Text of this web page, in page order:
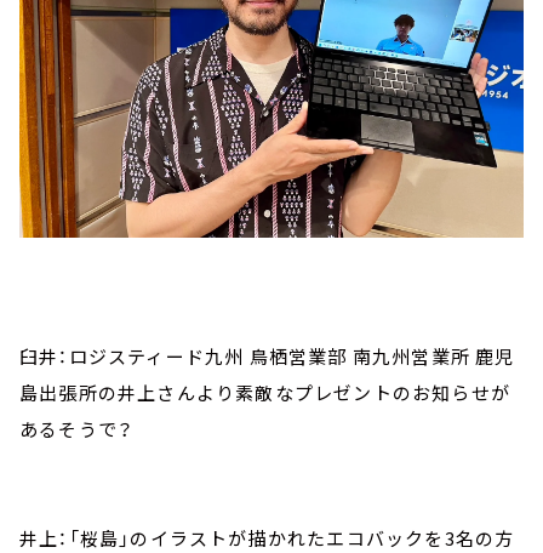
臼井：ロジスティード九州 鳥栖営業部 南九州営業所 鹿児
島出張所の井上さんより素敵なプレゼントのお知らせが
あるそうで？
井上：「桜島」のイラストが描かれたエコバックを3名の方